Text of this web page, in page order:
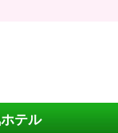
テル